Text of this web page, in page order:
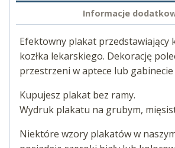
Informacje
Efektowny plakat przedstawiający
kozłka lekarskiego. Dekorację
przestrzeni w aptece lub
Kupujesz plakat bez ramy.
Wydruk plakatu na grubym,
Niektóre wzory plakatów w